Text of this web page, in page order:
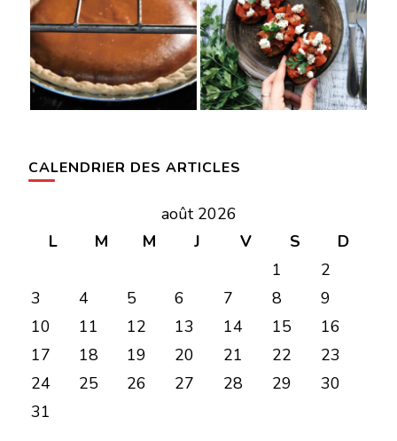
CALENDRIER DES ARTICLES
août 2026
L
M M J V S
D
1
2
3
4 5 6 7 8
9
10
11 12 13 14 15
16
17
18 19 20 21 22
23
24
25 26 27 28 29
30
31